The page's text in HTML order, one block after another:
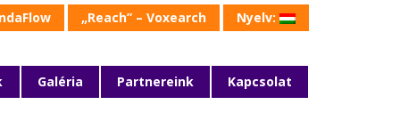
„Reach” – Voxearch Nyelv:
Galéria Partnereink Kapcsolat